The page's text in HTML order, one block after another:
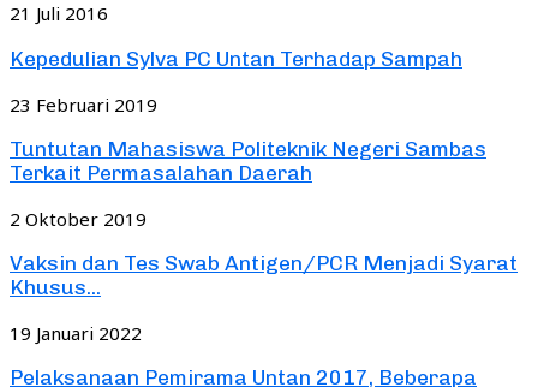
21 Juli 2016
Kepedulian Sylva PC Untan Terhadap Sampah
23 Februari 2019
Tuntutan Mahasiswa Politeknik Negeri Sambas
Terkait Permasalahan Daerah
2 Oktober 2019
Vaksin dan Tes Swab Antigen/PCR Menjadi Syarat
Khusus...
19 Januari 2022
Pelaksanaan Pemirama Untan 2017, Beberapa